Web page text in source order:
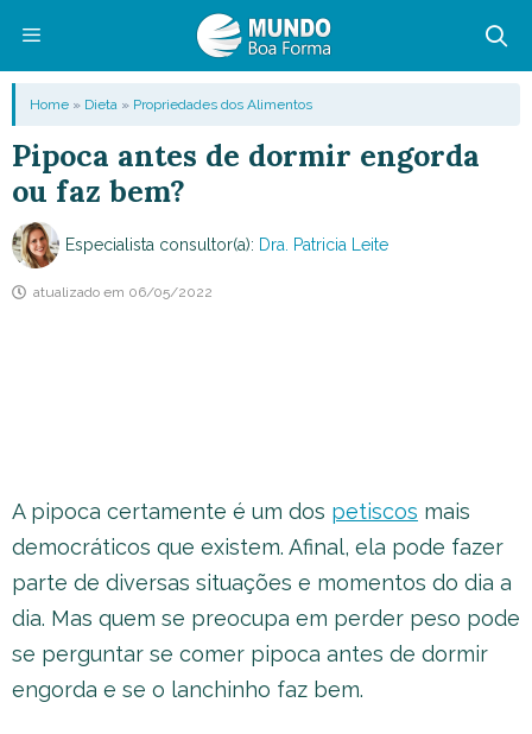
conteúdo
Menu
Home » Dieta » Propriedades dos Alimentos
Pipoca antes de dormir engorda
ou faz bem?
Especialista consultor(a): Dra. Patricia Leite
atualizado em 06/05/2022
A pipoca certamente é um dos petiscos mais
democráticos que existem. Afinal, ela pode fazer
parte de diversas situações e momentos do dia a
dia. Mas quem se preocupa em perder peso pode
se perguntar se comer pipoca antes de dormir
engorda e se o lanchinho faz bem.